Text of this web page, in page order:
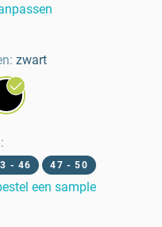
zwart
:
- 46 47 - 50
een sample